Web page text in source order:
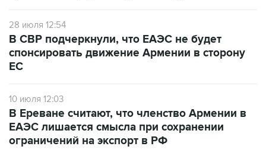
28 июля 12:54
В СВР подчеркнули, что ЕАЭС не будет
спонсировать движение Армении в сторону
ЕС
10 июля 12:03
В Ереване считают, что членство Армении в
ЕАЭС лишается смысла при сохранении
ограничений на экспорт в РФ